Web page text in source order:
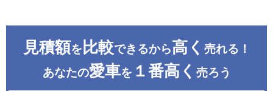
見積額を 比較できるから高く 売れる！
あなたの愛車を １番高く 売ろう